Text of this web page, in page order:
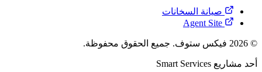
صيانة السخانات
Agent Site
© 2026 فيكس ستوف. جميع الحقوق محفوظة.
أحد مشاريع Smart Services